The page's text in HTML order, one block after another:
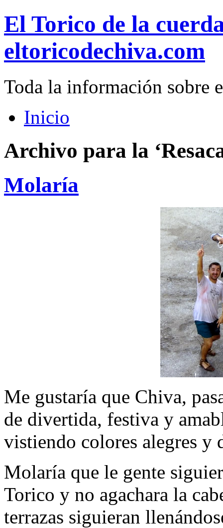
El Torico de la
eltoricodechiva.com
Toda la información sobre
Inicio
Archivo para la
Molaría
Me gustaría que Chiva,
de divertida, festiva y
vistiendo colores alegres y
Molaría que le gente
Torico y no agachara la
terrazas siguieran